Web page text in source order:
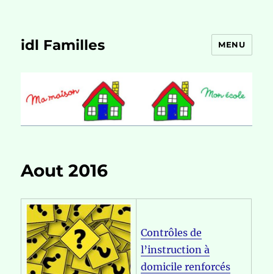
idl Familles MENU
Aout 2016
Contrôles de
l’instruction à
domicile renforcés